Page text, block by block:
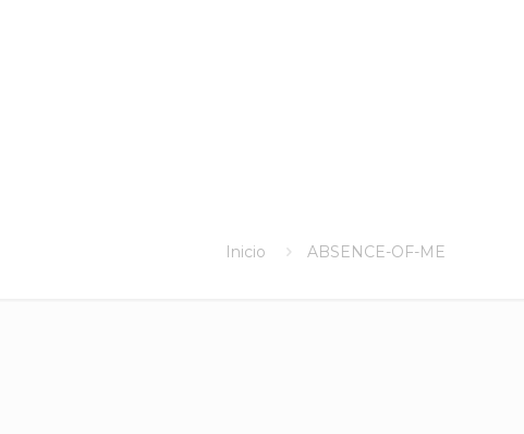
Inicio ABSENCE-OF-ME